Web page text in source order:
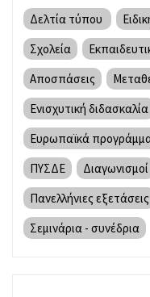
Δελτία τύπου
Σχολεία
Αποσπάσεις
Ενισχυτική διδασκαλία
Ευρωπαϊκά
ΠΥΣΔΕ
Διαγωνισμοί
Πανελλήνιες εξετάσεις
Σεμινάρια - συνέδρια